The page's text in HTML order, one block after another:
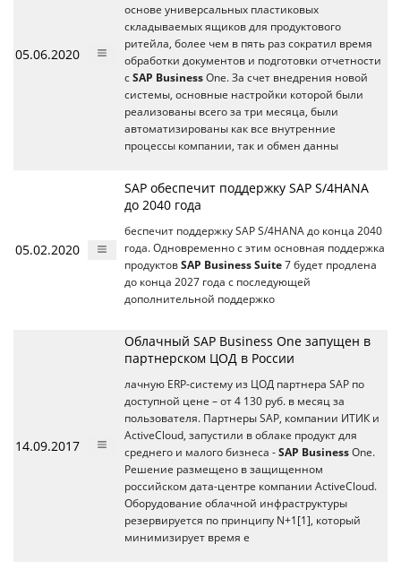
05.06.2020
основе универсальных пластиковых
складываемых ящиков для продуктового
ритейла, более чем в пять раз сократил время
обработки документов и подготовки отчетности
с SAP Business One. За счет внедрения новой
системы, основные настройки которой были
реализованы всего за три месяца, были
автоматизированы как все внутренние
процессы компании, так и обмен данны
05.02.2020
SAP обеспечит поддержку SAP S/4HANA
до 2040 года
беспечит поддержку SAP S/4HANA до конца 2040
года. Одновременно с этим основная поддержка
продуктов SAP Business Suite 7 будет продлена
до конца 2027 года с последующей
дополнительной поддержко
14.09.2017
Облачный SAP Business One запущен в
партнерском ЦОД в России
лачную ERP-систему из ЦОД партнера SAP по
доступной цене – от 4 130 руб. в месяц за
пользователя. Партнеры SAP, компании ИТИК и
ActiveCloud, запустили в облаке продукт для
среднего и малого бизнеса - SAP Business One.
Решение размещено в защищенном
российском дата-центре компании ActiveCloud.
Оборудование облачной инфраструктуры
резервируется по принципу N+1[1], который
минимизирует время е